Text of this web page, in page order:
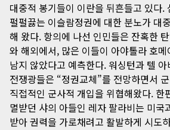
대중적 봉기들이 이란을 뒤흔들고 있다.
펄펄끓는 이슬람정권에 대한 분노가 대
해 왔다. 항의에 나선 인민들은 잔혹한
와 해외에서, 많은 이들이 아야톨라 호
남지 않았다고 예측한다. 워싱턴과 텔
전쟁광들은 “정권교체”를 전망하면서
직접적인 군사적 개입을 위협해왔다. 한
멸받던 샤의 아들인 레자 팔라비는 미국
받아 권력을 가로채려고 활발하게 시도